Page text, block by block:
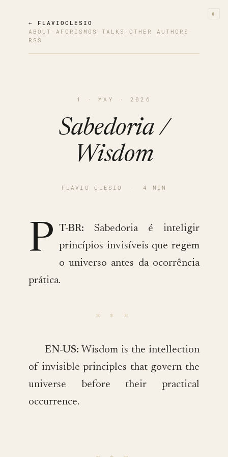
◐
← FLAVIOCLESIO
ABOUT · AFORISMOS · TALKS · OTHER AUTHORS ·
RSS
1 · MAY · 2026
Sabedoria /
Wisdom
FLAVIO CLESIO · 4 MIN
P T-BR: Sabedoria é inteligir
princípios invisíveis que regem
o universo antes da ocorrência
prática.
EN-US: Wisdom is the intellection
of invisible principles that govern the
universe before their practical
occurrence.